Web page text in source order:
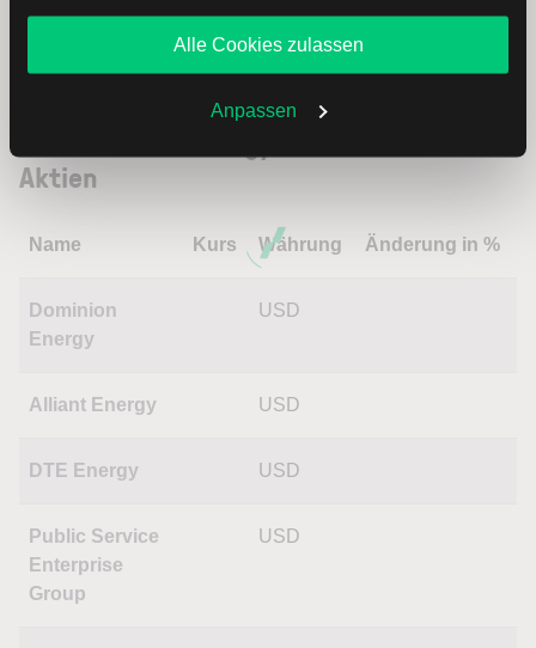
Angebote unterbreiten. Sie entscheiden, welche Cookies
Sie zulassen oder ablehnen. Ihre Entscheidung können
Sie jederzeit in denCookie-Einstellungenändern.
Weitere Infos auch in unsererDatenschutzerklärung
Alle Cookies zulassen
Anpassen
Aktien
Name Kurs Währung Änderung in %
Dominion
Energy
USD
Alliant Energy USD
DTE Energy USD
Public Service
Enterprise
Group
USD